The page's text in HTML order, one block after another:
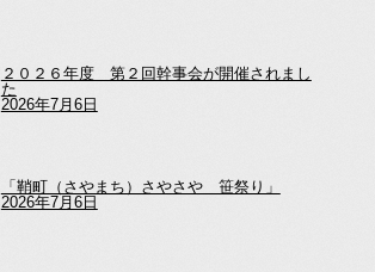
２０２６年度 第２回幹事会が開催されまし
た
2026年7月6日
「鞘町（さやまち）さやさや 笹祭り」
2026年7月6日